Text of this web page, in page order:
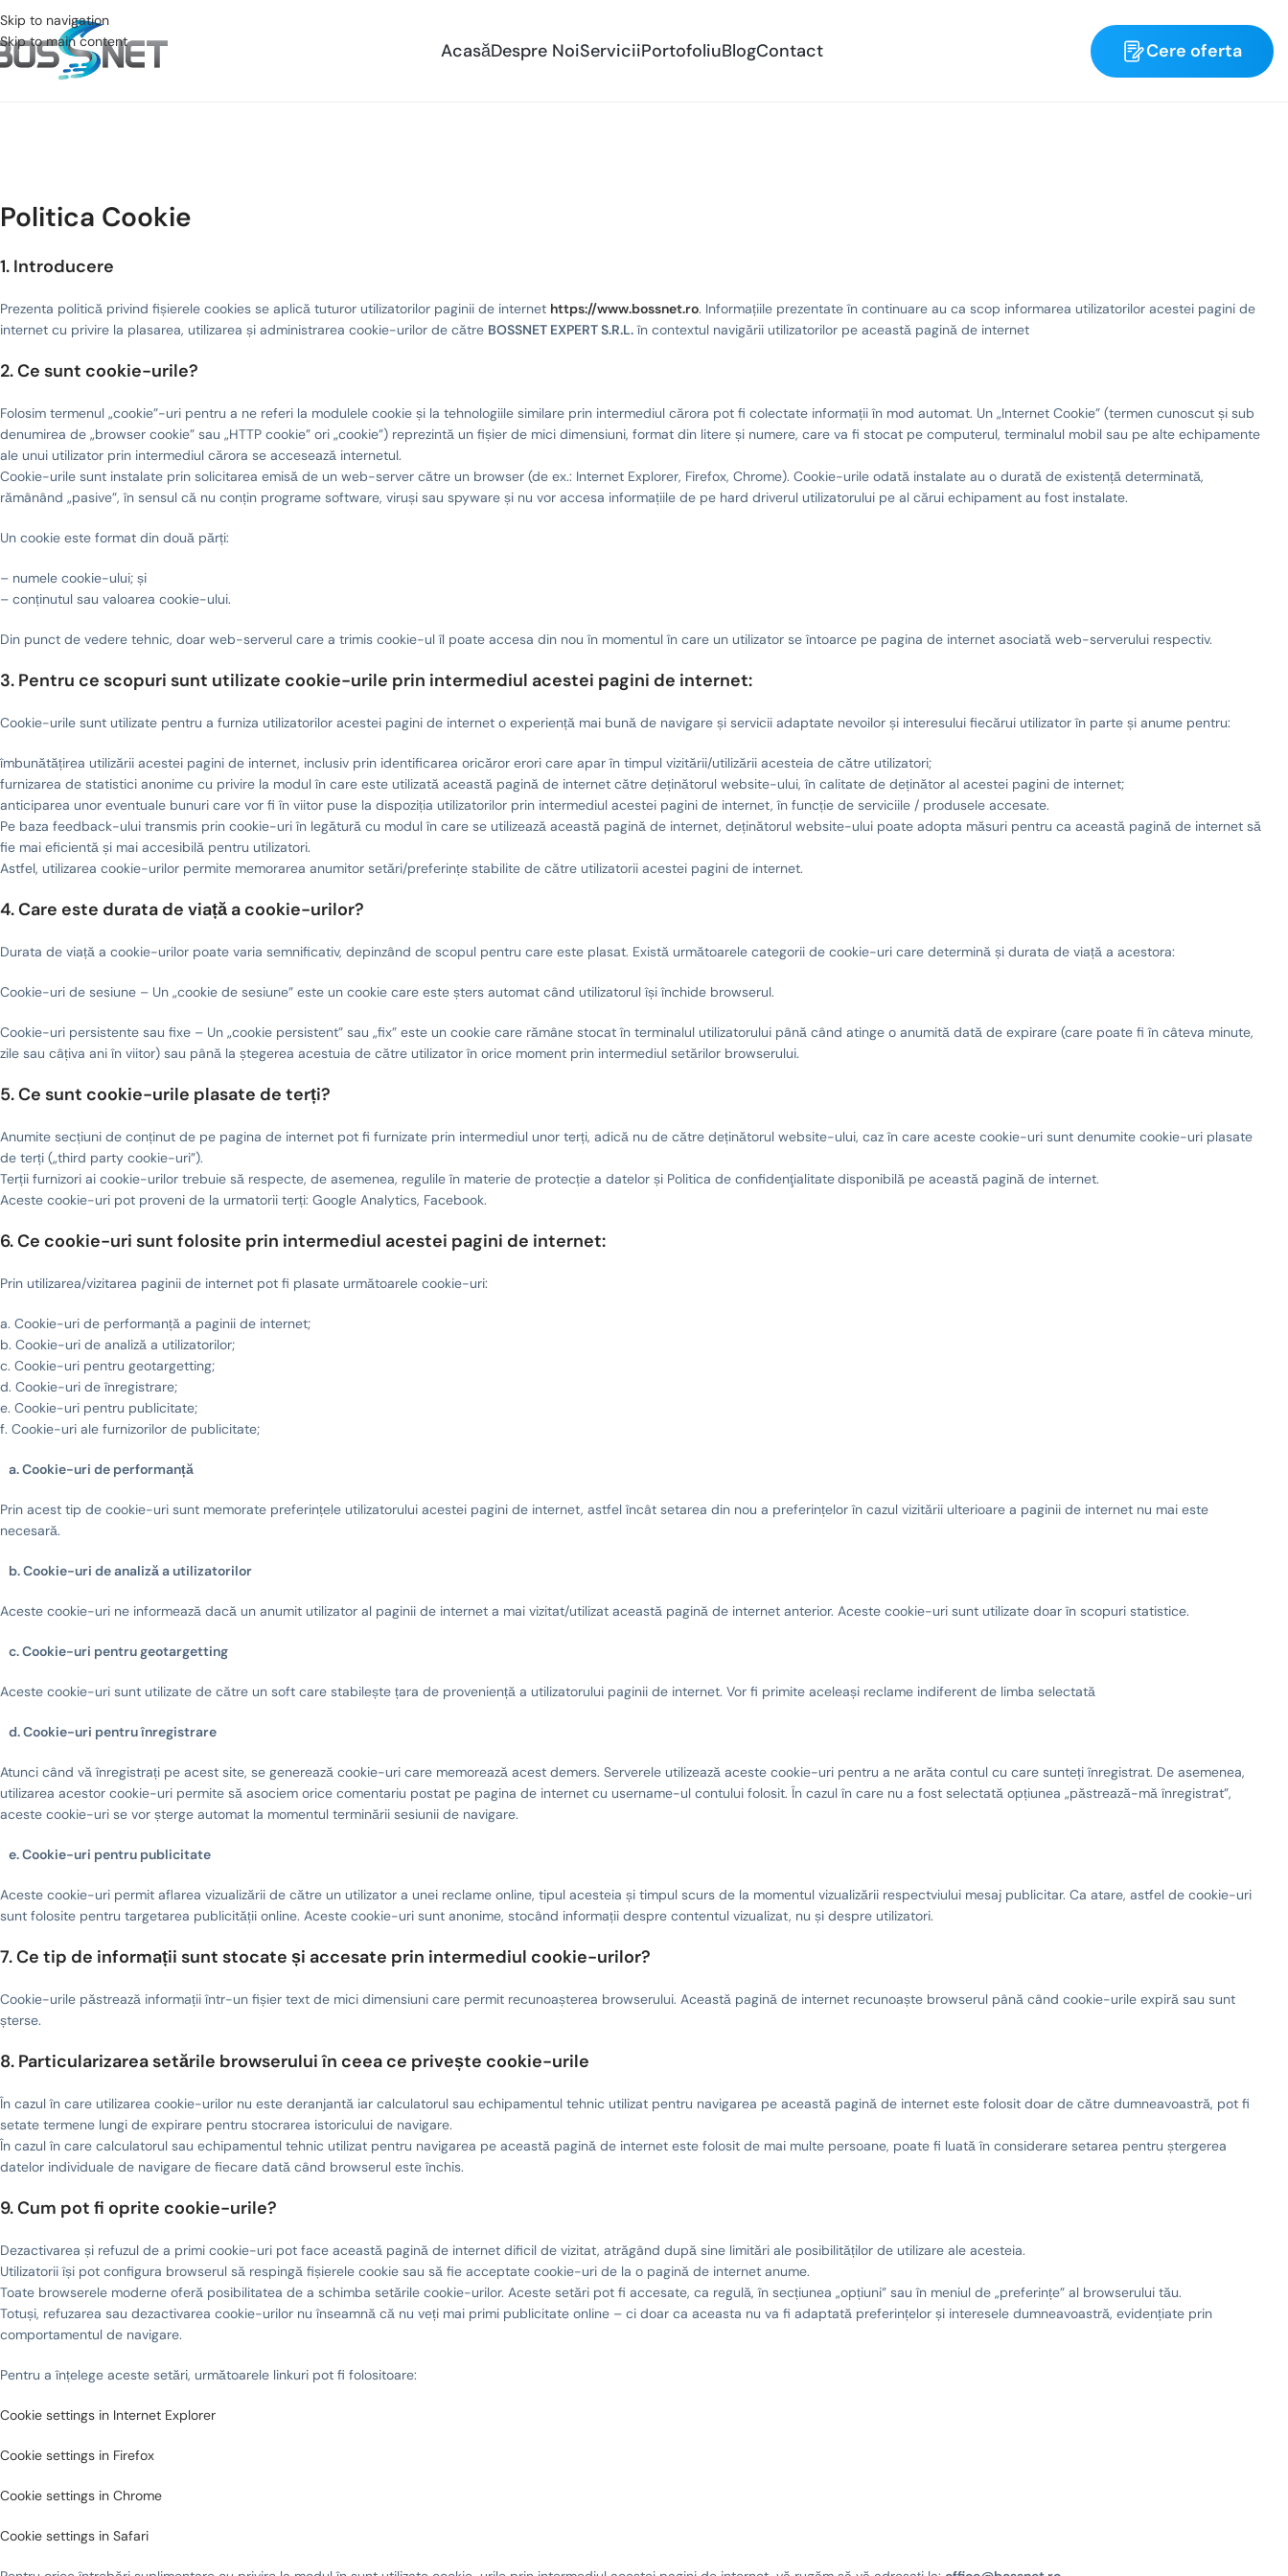
Skip to navigation
Skip to main content
AcasăDespre NoiServiciiPortofoliuBlogContact Cere oferta
Politica Cookie
1. Introducere
Prezenta politică privind fișierele cookies se aplică tuturor utilizatorilor paginii de internet https://www.bossnet.ro. Informațiile prezentate în continuare au ca scop informarea utilizatorilor acestei pagini de
internet cu privire la plasarea, utilizarea și administrarea cookie-urilor de către BOSSNET EXPERT S.R.L.în contextul navigării utilizatorilor pe această pagină de internet
2. Ce sunt cookie-urile?
Folosim termenul „cookie”-uri pentru a ne referi la modulele cookie și la tehnologiile similare prin intermediul cărora pot fi colectate informații în mod automat. Un „Internet Cookie” (termen cunoscut și sub
denumirea de „browser cookie” sau „HTTP cookie” ori „cookie”) reprezintă un fișier de mici dimensiuni, format din litere și numere, care va fi stocat pe computerul, terminalul mobil sau pe alte echipamente
ale unui utilizator prin intermediul cărora se accesează internetul.
Cookie-urile sunt instalate prin solicitarea emisă de un web-server către un browser (de ex.: Internet Explorer, Firefox, Chrome). Cookie-urile odată instalate au o durată de existență determinată,
rămânând „pasive”, în sensul că nu conțin programe software, viruși sau spyware și nu vor accesa informațiile de pe hard driverul utilizatorului pe al cărui echipament au fost instalate.
Un cookie este format din două părți:
– numele cookie-ului; și
– conținutul sau valoarea cookie-ului.
Din punct de vedere tehnic, doar web-serverul care a trimis cookie-ul îl poate accesa din nou în momentul în care un utilizator se întoarce pe pagina de internet asociată web-serverului respectiv.
3. Pentru ce scopuri sunt utilizate cookie-urile prin intermediul acestei pagini de internet:
Cookie-urile sunt utilizate pentru a furniza utilizatorilor acestei pagini de internet o experiență mai bună de navigare și servicii adaptate nevoilor și interesului fiecărui utilizator în parte și anume pentru:
îmbunătățirea utilizării acestei pagini de internet, inclusiv prin identificarea oricăror erori care apar în timpul vizitării/utilizării acesteia de către utilizatori;
furnizarea de statistici anonime cu privire la modul în care este utilizată această pagină de internet către deținătorul website-ului, în calitate de deținător al acestei pagini de internet;
anticiparea unor eventuale bunuri care vor fi în viitor puse la dispoziția utilizatorilor prin intermediul acestei pagini de internet, în funcție de serviciile / produsele accesate.
Pe baza feedback-ului transmis prin cookie-uri în legătură cu modul în care se utilizează această pagină de internet, deținătorul website-ului poate adopta măsuri pentru ca această pagină de internet să
fie mai eficientă și mai accesibilă pentru utilizatori.
Astfel, utilizarea cookie-urilor permite memorarea anumitor setări/preferințe stabilite de către utilizatorii acestei pagini de internet.
4. Care este durata de viață a cookie-urilor?
Durata de viață a cookie-urilor poate varia semnificativ, depinzând de scopul pentru care este plasat. Există următoarele categorii de cookie-uri care determină și durata de viață a acestora:
Cookie-uri de sesiune – Un „cookie de sesiune” este un cookie care este șters automat când utilizatorul își închide browserul.
Cookie-uri persistente sau fixe – Un „cookie persistent” sau „fix” este un cookie care rămâne stocat în terminalul utilizatorului până când atinge o anumită dată de expirare (care poate fi în câteva minute,
zile sau câțiva ani în viitor) sau până la ștegerea acestuia de către utilizator în orice moment prin intermediul setărilor browserului.
5. Ce sunt cookie-urile plasate de terți?
Anumite secțiuni de conținut de pe pagina de internet pot fi furnizate prin intermediul unor terți, adică nu de către deținătorul website-ului, caz în care aceste cookie-uri sunt denumite cookie-uri plasate
de terți („third party cookie-uri”).
Terții furnizori ai cookie-urilor trebuie să respecte, de asemenea, regulile în materie de protecție a datelor și Politica de confidenţialitatedisponibilă pe această pagină de internet.
Aceste cookie-uri pot proveni de la urmatorii terți: Google Analytics, Facebook.
6. Ce cookie-uri sunt folosite prin intermediul acestei pagini de internet:
Prin utilizarea/vizitarea paginii de internet pot fi plasate următoarele cookie-uri:
a. Cookie-uri de performanță a paginii de internet;
b. Cookie-uri de analiză a utilizatorilor;
c. Cookie-uri pentru geotargetting;
d. Cookie-uri de înregistrare;
e. Cookie-uri pentru publicitate;
f. Cookie-uri ale furnizorilor de publicitate;
a. Cookie-uri de performanță
Prin acest tip de cookie-uri sunt memorate preferințele utilizatorului acestei pagini de internet, astfel încât setarea din nou a preferințelor în cazul vizitării ulterioare a paginii de internet nu mai este
necesară.
b. Cookie-uri de analiză a utilizatorilor
Aceste cookie-uri ne informează dacă un anumit utilizator al paginii de internet a mai vizitat/utilizat această pagină de internet anterior. Aceste cookie-uri sunt utilizate doar în scopuri statistice.
c. Cookie-uri pentru geotargetting
Aceste cookie-uri sunt utilizate de către un soft care stabilește țara de proveniență a utilizatorului paginii de internet. Vor fi primite aceleași reclame indiferent de limba selectată
d. Cookie-uri pentru înregistrare
Atunci când vă înregistrați pe acest site, se generează cookie-uri care memorează acest demers. Serverele utilizează aceste cookie-uri pentru a ne arăta contul cu care sunteți înregistrat. De asemenea,
utilizarea acestor cookie-uri permite să asociem orice comentariu postat pe pagina de internet cu username-ul contului folosit. În cazul în care nu a fost selectată opțiunea „păstrează-mă înregistrat”,
aceste cookie-uri se vor șterge automat la momentul terminării sesiunii de navigare.
e. Cookie-uri pentru publicitate
Aceste cookie-uri permit aflarea vizualizării de către un utilizator a unei reclame online, tipul acesteia și timpul scurs de la momentul vizualizării respectviului mesaj publicitar. Ca atare, astfel de cookie-uri
sunt folosite pentru targetarea publicității online. Aceste cookie-uri sunt anonime, stocând informații despre contentul vizualizat, nu și despre utilizatori.
7. Ce tip de informații sunt stocate și accesate prin intermediul cookie-urilor?
Cookie-urile păstrează informații într-un fișier text de mici dimensiuni care permit recunoașterea browserului. Această pagină de internet recunoaște browserul până când cookie-urile expiră sau sunt
șterse.
8. Particularizarea setările browserului în ceea ce privește cookie-urile
În cazul în care utilizarea cookie-urilor nu este deranjantă iar calculatorul sau echipamentul tehnic utilizat pentru navigarea pe această pagină de internet este folosit doar de către dumneavoastră, pot fi
setate termene lungi de expirare pentru stocrarea istoricului de navigare.
În cazul în care calculatorul sau echipamentul tehnic utilizat pentru navigarea pe această pagină de internet este folosit de mai multe persoane, poate fi luată în considerare setarea pentru ștergerea
datelor individuale de navigare de fiecare dată când browserul este închis.
9. Cum pot fi oprite cookie-urile?
Dezactivarea și refuzul de a primi cookie-uri pot face această pagină de internet dificil de vizitat, atrăgând după sine limitări ale posibilităților de utilizare ale acesteia.
Utilizatorii își pot configura browserul să respingă fișierele cookie sau să fie acceptate cookie-uri de la o pagină de internet anume.
Toate browserele moderne oferă posibilitatea de a schimba setările cookie-urilor. Aceste setări pot fi accesate, ca regulă, în secțiunea „opțiuni” sau în meniul de „preferințe” al browserului tău.
Totuși, refuzarea sau dezactivarea cookie-urilor nu înseamnă că nu veți mai primi publicitate online – ci doar ca aceasta nu va fi adaptată preferințelor și interesele dumneavoastră, evidențiate prin
comportamentul de navigare.
Pentru a înțelege aceste setări, următoarele linkuri pot fi folositoare:
Cookie settings in Internet Explorer
Cookie settings in Firefox
Cookie settings in Chrome
Cookie settings in Safari